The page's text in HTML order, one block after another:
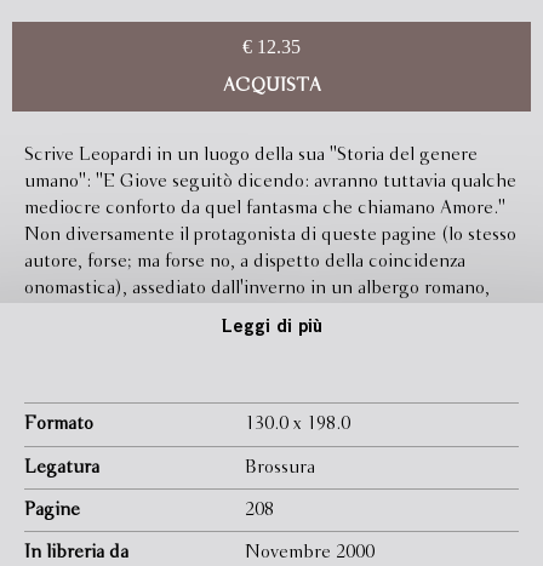
€ 12.35
ACQUISTA
Scrive Leopardi in un luogo della sua ''Storia del genere
umano'': ''E Giove seguitò dicendo: avranno tuttavia qualche
mediocre conforto da quel fantasma che chiamano Amore.''
Non diversamente il protagonista di queste pagine (lo stesso
autore, forse; ma forse no, a dispetto della coincidenza
onomastica), assediato dall'inverno in un albergo romano,
rievoca, per medicina dei suoi accessi d'angoscia, antiche
abbandono e impostura, sfogo ingenuo e farnetico astuto.
Un diario-romanzo, insomma, che via via può leggersi come
ballata delle dame del tempo che fu, o come Mea culpa di un
vecchio che vanamente si ostina a promuovere in leggenda,
attraverso ilarotragici ingranaggi di parole, la sua povera
''vita nova''.
Leggi di più
Formato 130.0 x 198.0
Legatura Brossura
Pagine 208
In libreria da Novembre 2000